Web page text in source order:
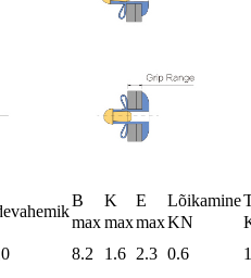
B K E Lõikamine
maxmaxmaxKN
8.2 1.6 2.3 0.6